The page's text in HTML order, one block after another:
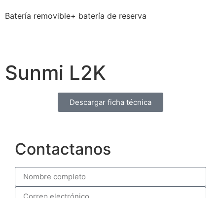
Batería removible+ batería de reserva
Sunmi L2K
Descargar ficha técnica
Contactanos